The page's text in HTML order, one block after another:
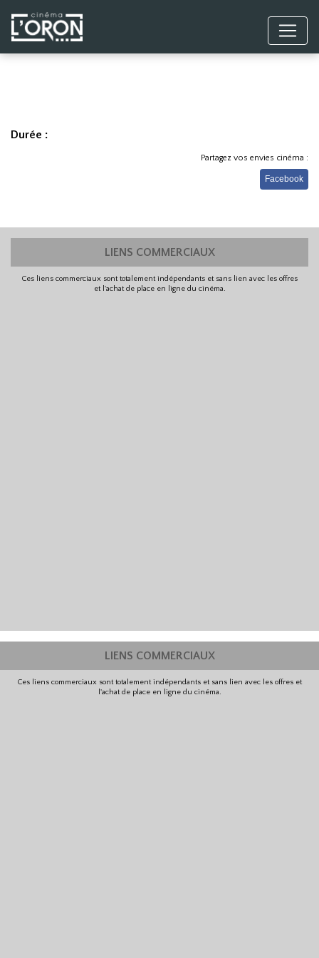
Durée :
Partagez vos envies cinéma :
Facebook
LIENS COMMERCIAUX
Ces liens commerciaux sont totalement indépendants et sans lien avec les offres
et l'achat de place en ligne du cinéma.
LIENS COMMERCIAUX
Ces liens commerciaux sont totalement indépendants et sans lien avec les offres et
l'achat de place en ligne du cinéma.